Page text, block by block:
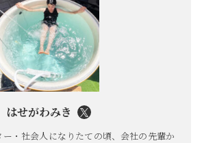
はせがわみき
ー・社会人になりたての頃、会社の先輩か